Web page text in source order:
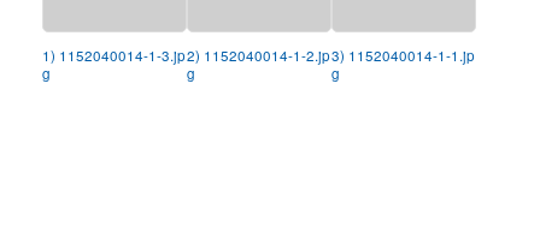
1) 1152040014-1-3.jp
g
2) 1152040014-1-2.jp
g
3) 1152040014-1-1.jp
g